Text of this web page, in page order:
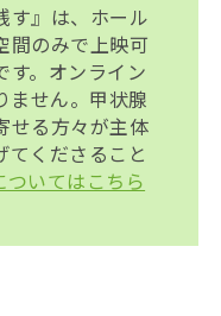
す』は、ホール
間のみで上映可
す。オンライン
ません。甲状腺
せる方々が主体
てくださること
ついてはこちら